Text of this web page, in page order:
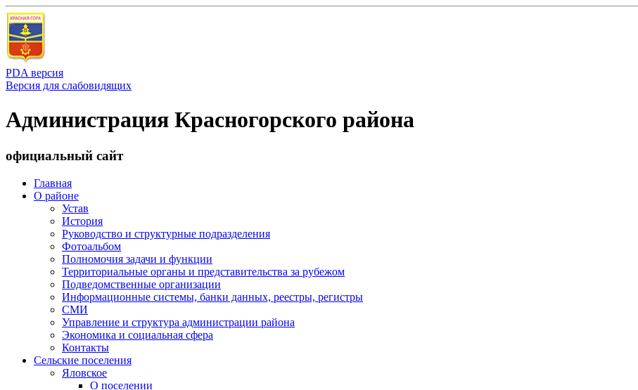
PDA версия
Версия для слабовидящих
Администрация Красногорского района
официальный сайт
Главная
О районе
Устав
История
Руководство и структурные подразделения
Фотоальбом
Полномочия задачи и функции
Территориальные органы и представительства за рубежом
Подведомственные организации
Информационные системы, банки данных, реестры, регистры
СМИ
Управление и структура администрации района
Экономика и социальная сфера
Контакты
Сельские поселения
Яловское
О поселении